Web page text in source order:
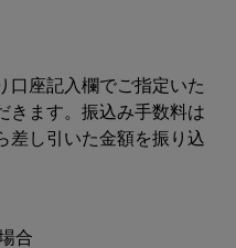
口座記入欄でご指定いた
きます。振込み手数料は
差し引いた金額を振り込
合